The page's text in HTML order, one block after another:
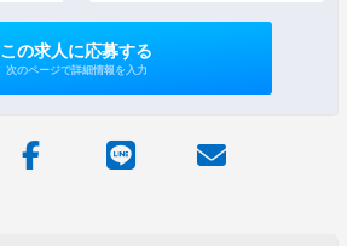
この求人に応募する
次のページで詳細情報を入力